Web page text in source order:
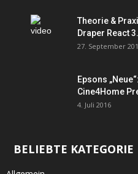
Theorie &
Draper React
27. September
Epsons
Cine4Home
4. Juli 2016
BELIEBTE KATEGORIE